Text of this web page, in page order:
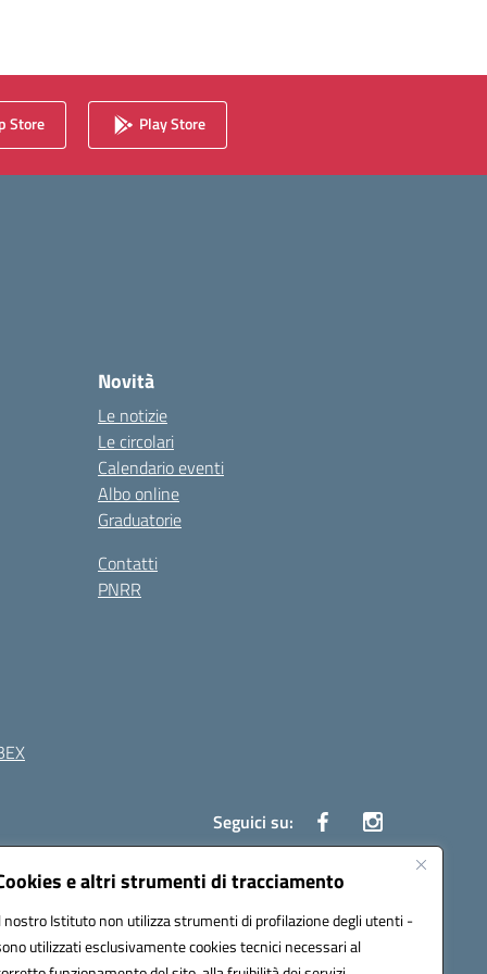
e altri strumenti di tracciamento
nostro Istituto non utilizza strumenti di profilazione degli utenti -
utilizzati esclusivamente cookies tecnici necessari al
Store Play Store
Novità
Le notizie
Le circolari
Calendario eventi
Albo online
Graduatorie
Contatti
PNRR
Seguici su:
(NA)